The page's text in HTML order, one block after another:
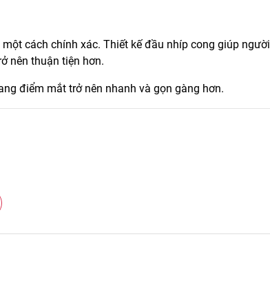
cách chính xác. Thiết kế đầu nhíp cong giúp người
nên thuận tiện hơn.
điểm mắt trở nên nhanh và gọn gàng hơn.